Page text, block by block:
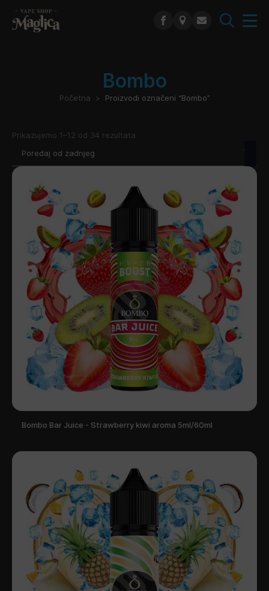
Bombo
Početna Proizvodi označeni “Bombo”
Prikazujemo 1–12 od 34 rezultata
Bombo Bar Juice - Strawberry kiwi aroma 5ml/60ml